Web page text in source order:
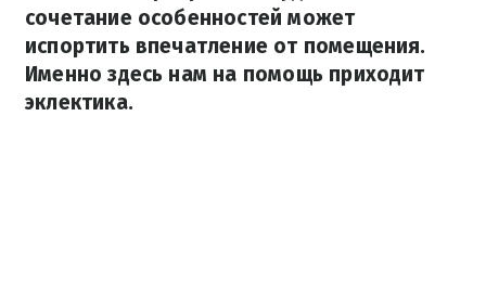
сочетание особенностей может
испортить впечатление от помещения.
Именно здесь нам на помощь приходит
эклектика.